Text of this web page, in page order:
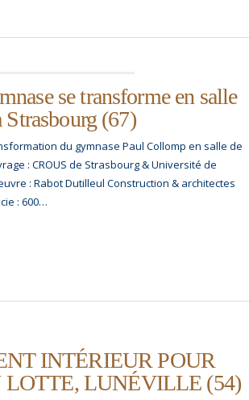
se transforme en salle
Strasbourg (67)
du gymnase Paul Collomp en salle de
: CROUS de Strasbourg & Université de
: Rabot Dutilleul Construction & architectes
: 600…
INTÉRIEUR POUR
LOTTE, LUNÉVILLE (54)